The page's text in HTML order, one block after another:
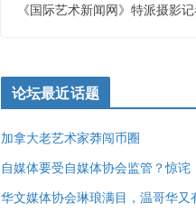
《国际艺术新闻网》特派摄影
论坛最近话题
加拿大老艺术家莽闯币圈
自媒体要受自媒体协会监管？惊诧
华文媒体协会琳琅满目，温哥华又